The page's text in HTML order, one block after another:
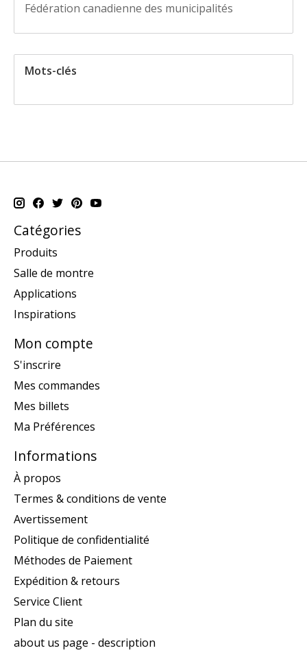
Fédération canadienne des municipalités
Mots-clés
Catégories
Produits
Salle de montre
Applications
Inspirations
Mon compte
S'inscrire
Mes commandes
Mes billets
Ma Préférences
Informations
À propos
Termes & conditions de vente
Avertissement
Politique de confidentialité
Méthodes de Paiement
Expédition & retours
Service Client
Plan du site
about us page - description